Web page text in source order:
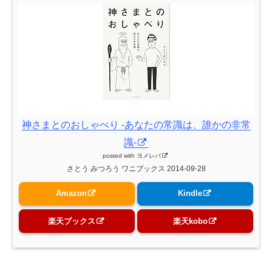
神さまとのおしゃべり -あなたの常識は、誰かの非常
識-
posted with ヨメレバ
さとう みつろう ワニブックス 2014-09-28
Amazon Kindle
楽天ブックス 楽天kobo